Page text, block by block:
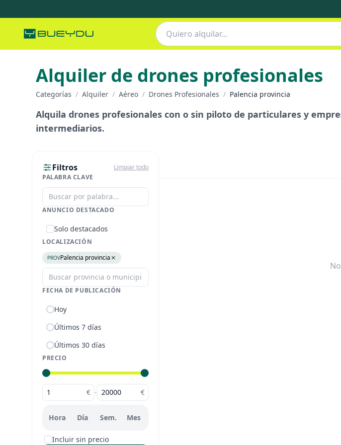
Alquiler de drones profesionales
Categorías / Alquiler / Aéreo / Drones Profesionales / Palencia provincia
Alquila drones profesionales con o sin piloto de particulares y
intermediarios.
Filtros
Limpiar todo
PALABRA CLAVE
ANUNCIO DESTACADO
Solo destacados
LOCALIZACIÓN
PROVPalencia provincia
FECHA DE PUBLICACIÓN
Hoy
Últimos 7 días
Últimos 30 días
PRECIO
€ - €
Hora Día Sem. Mes
Incluir sin precio